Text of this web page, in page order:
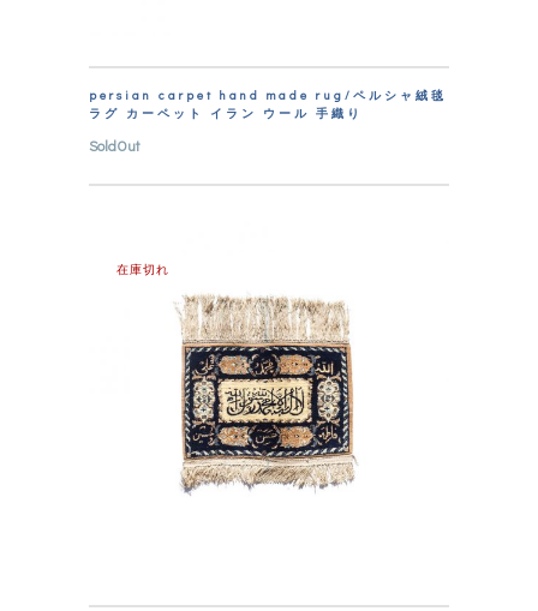
persian carpet hand made rug/ペルシャ絨毯
ラグ カーペット イラン ウール 手織り
SoldOut
在庫切れ